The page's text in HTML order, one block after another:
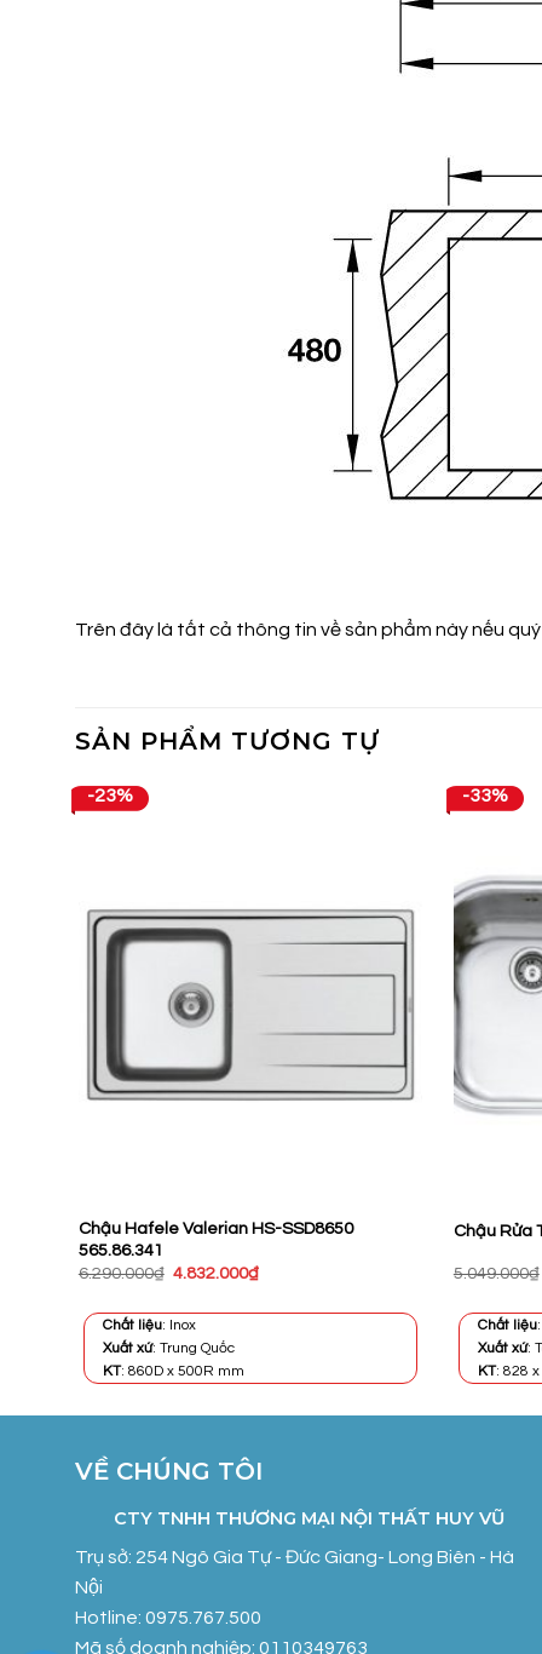
Trên đây là tất cả thông tin về sản phẩm này nếu
SẢN PHẨM TƯƠNG TỰ
-23%
Chậu Hafele Valerian HS-SSD8650
565.86.341
6.290.000₫ Giá
6.290.000₫.
4.832.000₫Giá
Chất liệu: Inox
Xuất xứ: Trung Quốc
KT: 860D x 500R mm
-33%
Chậu Rửa
5.049.000₫
Chất liệu
Xuất xứ:
KT: 828
VỀ CHÚNG TÔI
CTY TNHH THƯƠNG MẠI NỘI THẤT HUY VŨ
Trụ sở: 254 Ngô Gia Tự - Đức Giang- Long Biên - Hà
Nội
Hotline: 0975.767.500
Mã số doanh nghiệp: 0110349763